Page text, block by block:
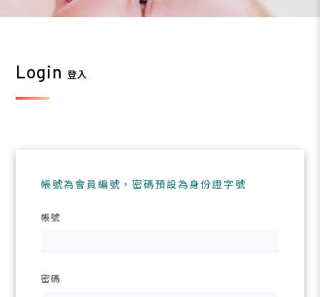
Login登入
帳號為會員編號，密碼預設為身份證字號
帳號
密碼